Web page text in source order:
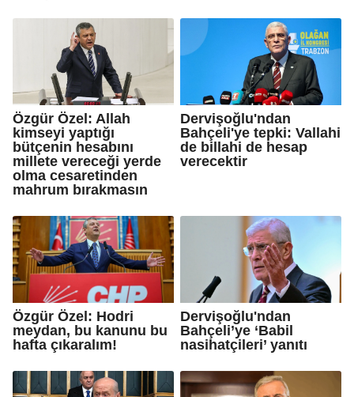
Özgür Özel: Allah
kimseyi yaptığı
bütçenin hesabını
millete vereceği yerde
olma cesaretinden
mahrum bırakmasın
Dervişoğlu'ndan
Bahçeli'ye tepki: Vallahi
de billahi de hesap
verecektir
Özgür Özel: Hodri
meydan, bu kanunu bu
hafta çıkaralım!
Dervişoğlu'ndan
Bahçeli’ye ‘Babil
nasihatçileri’ yanıtı